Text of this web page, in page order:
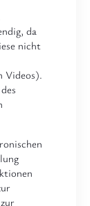
da
nicht
Videos).